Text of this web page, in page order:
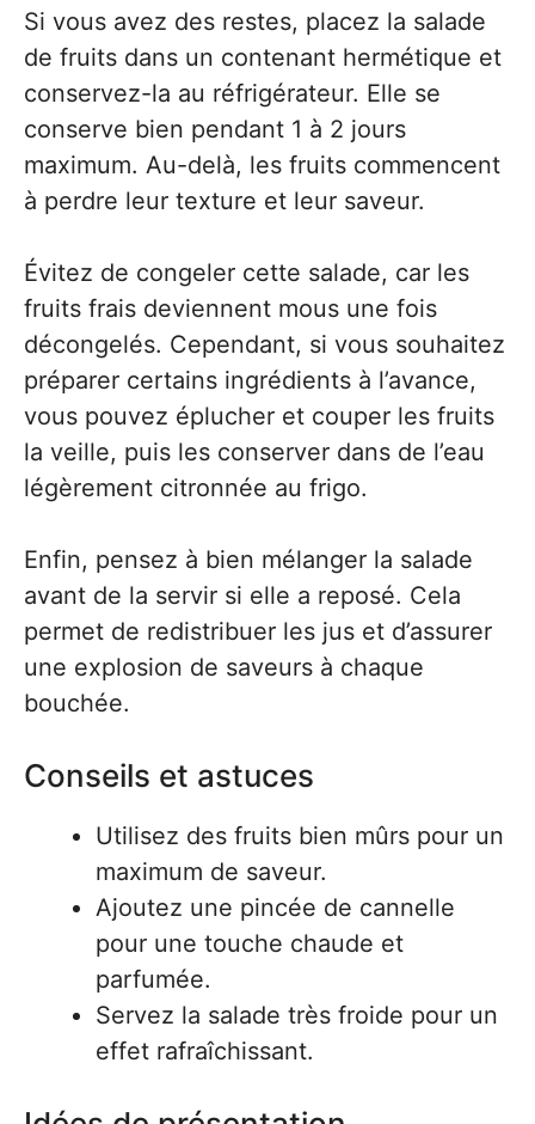
Si vous avez des restes, placez la salade
de fruits dans un contenant hermétique et
conservez-la au réfrigérateur. Elle se
conserve bien pendant 1 à 2 jours
maximum. Au-delà, les fruits commencent
à perdre leur texture et leur saveur.
Évitez de congeler cette salade, car les
fruits frais deviennent mous une fois
décongelés. Cependant, si vous souhaitez
préparer certains ingrédients à l’avance,
vous pouvez éplucher et couper les fruits
la veille, puis les conserver dans de l’eau
légèrement citronnée au frigo.
Enfin, pensez à bien mélanger la salade
avant de la servir si elle a reposé. Cela
permet de redistribuer les jus et d’assurer
une explosion de saveurs à chaque
bouchée.
Conseils et astuces
Utilisez des fruits bien mûrs pour un
maximum de saveur.
Ajoutez une pincée de cannelle
pour une touche chaude et
parfumée.
Servez la salade très froide pour un
effet rafraîchissant.